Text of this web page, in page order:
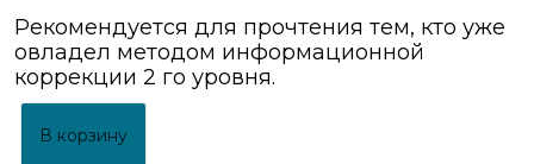
Рекомендуется для прочтения тем, кто уже
овладел методом информационной
коррекции 2 го уровня.
В корзину